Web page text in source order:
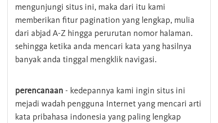
mengunjungi situs ini, maka dari itu kami
memberikan fitur pagination yang lengkap, mulia
dari abjad A-Z hingga perurutan nomor halaman.
sehingga ketika anda mencari kata yang hasilnya
banyak anda tinggal mengklik navigasi.
perencanaan - kedepannya kami ingin situs ini
mejadi wadah pengguna Internet yang mencari arti
kata pribahasa indonesia yang paling lengkap